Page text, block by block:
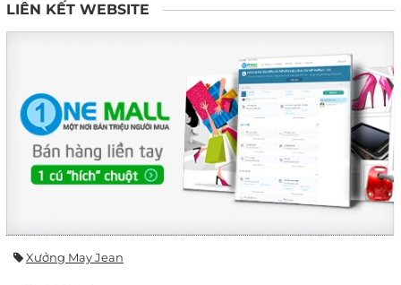
LIÊN KẾT WEBSITE
Xưởng May Jean